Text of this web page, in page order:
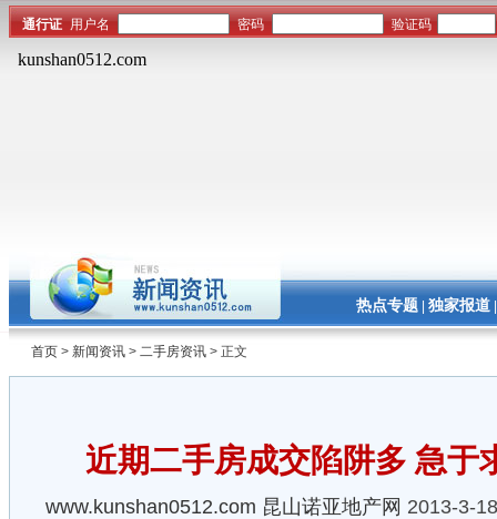
热点专题| 独家报道
首页 > 新闻资讯 > 二手房资讯 > 正文
近期二手房成交陷阱多 急于
www.kunshan0512.com 昆山诺亚地产网 2013-3-